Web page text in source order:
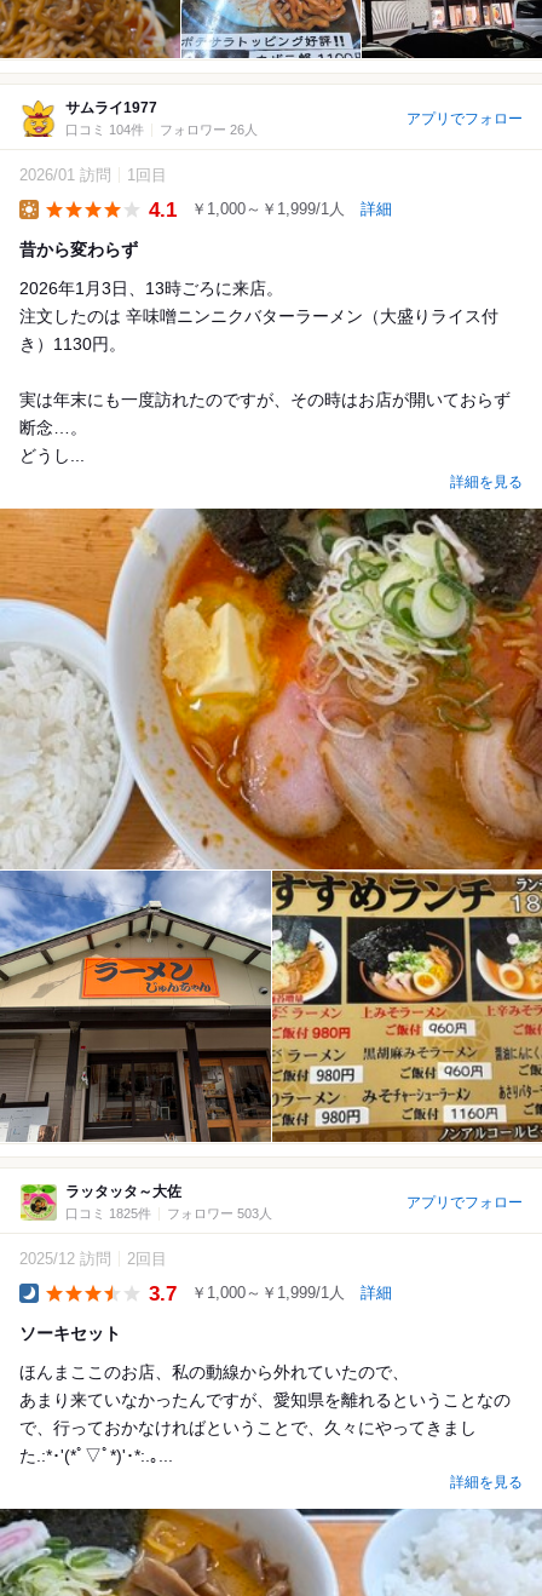
サムライ1977
口コミ 104件 フォロワー 26人
アプリでフォロー
2026/01 訪問 1回目
4.1 ￥1,000～￥1,999/1人 詳細
昔から変わらず
2026年1月3日、13時ごろに来店。
注文したのは 辛味噌ニンニクバターラーメン（大盛りライス付
き）1130円。
実は年末にも一度訪れたのですが、その時はお店が開いておらず
断念…。
どうし...
詳細を見る
ラッタッタ～大佐
口コミ 1825件 フォロワー 503人
アプリでフォロー
2025/12 訪問 2回目
3.7 ￥1,000～￥1,999/1人 詳細
ソーキセット
ほんまここのお店、私の動線から外れていたので、
あまり来ていなかったんですが、愛知県を離れるということなの
で、行っておかなければということで、久々にやってきまし
た.:*･'(*ﾟ▽ﾟ*)'･*:.｡...
詳細を見る